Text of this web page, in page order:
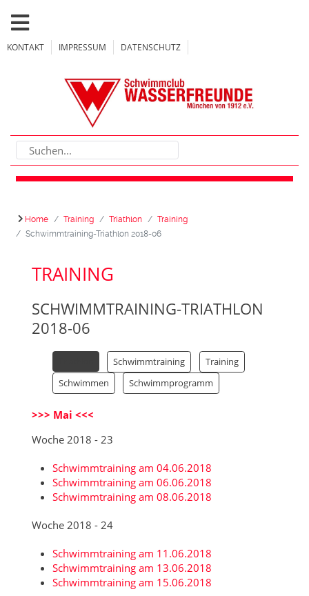
KONTAKT IMPRESSUM DATENSCHUTZ
Home Training Triathlon
Training
Schwimmtraining-Triathlon 2018-06
TRAINING
SCHWIMMTRAINING-TRIATHLON
2018-06
Schwimmtraining
Training
Schwimmen
Schwimmprogramm
>>> Mai <<<
Woche 2018 - 23
Schwimmtraining am 04.06.2018
Schwimmtraining am 06.06.2018
Schwimmtraining am 08.06.2018
Woche 2018 - 24
Schwimmtraining am 11.06.2018
Schwimmtraining am 13.06.2018
Schwimmtraining am 15.06.2018